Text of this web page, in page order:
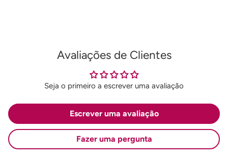
Avaliações de Clientes
Seja o primeiro a escrever uma avaliação
Escrever uma avaliação
Fazer uma pergunta